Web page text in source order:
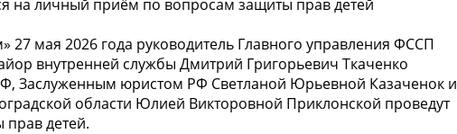
на личный приём по вопросам защиты прав детей
мая 2026 года руководитель Главного управления ФССП
внутренней службы Дмитрий Григорьевич Ткаченко
Заслуженным юристом РФ Светланой Юрьевной Казаченок и
области Юлией Викторовной Приклонской проведут
детей.